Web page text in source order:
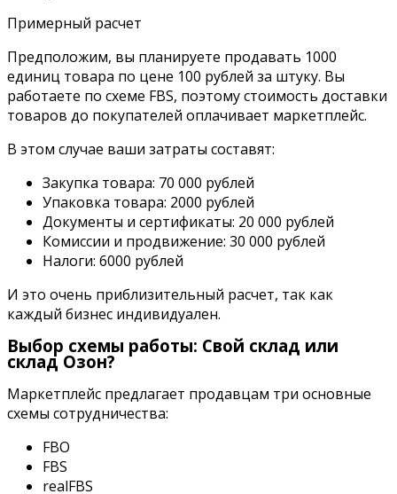
Примерный расчет
Предположим, вы планируете продавать 1000
единиц товара по цене 100 рублей за штуку. Вы
работаете по схеме FBS, поэтому стоимость доставки
товаров до покупателей оплачивает маркетплейс.
В этом случае ваши затраты составят:
Закупка товара: 70 000 рублей
Упаковка товара: 2000 рублей
Документы и сертификаты: 20 000 рублей
Комиссии и продвижение: 30 000 рублей
Налоги: 6000 рублей
И это очень приблизительный расчет, так как
каждый бизнес индивидуален.
Выбор схемы работы: Свой склад или
склад Озон?
Маркетплейс предлагает продавцам три основные
схемы сотрудничества:
FBO
FBS
realFBS